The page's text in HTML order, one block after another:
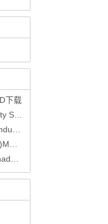
下载
下载
载
载
载